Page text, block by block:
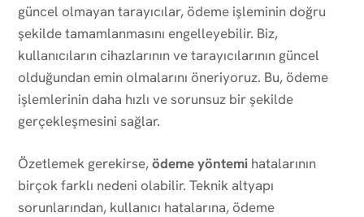
güncel olmayan tarayıcılar, ödeme işleminin doğru
şekilde tamamlanmasını engelleyebilir. Biz,
kullanıcıların cihazlarının ve tarayıcılarının güncel
olduğundan emin olmalarını öneriyoruz. Bu, ödeme
işlemlerinin daha hızlı ve sorunsuz bir şekilde
gerçekleşmesini sağlar.
Özetlemek gerekirse,ödeme yöntemi hatalarının
birçok farklı nedeni olabilir. Teknik altyapı
sorunlarından, kullanıcı hatalarına, ödeme